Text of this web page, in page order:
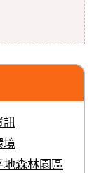
訊
境
地森林園區